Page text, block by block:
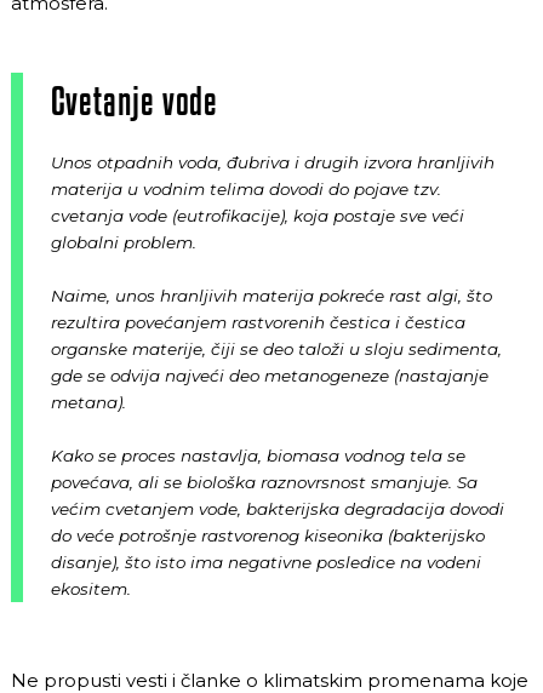
Cvetanje vode
Unos otpadnih voda, đubriva i drugih izvora hranljivih
materija u vodnim telima dovodi do pojave tzv.
cvetanja vode (eutrofikacije), koja postaje sve veći
globalni problem.
Naime, unos hranljivih materija pokreće rast algi, što
rezultira povećanjem rastvorenih čestica i čestica
organske materije, čiji se deo taloži u sloju sedimenta,
gde se odvija najveći deo metanogeneze (nastajanje
metana).
Kako se proces nastavlja, biomasa vodnog tela se
povećava, ali se biološka raznovrsnost smanjuje. Sa
većim cvetanjem vode, bakterijska degradacija dovodi
do veće potrošnje rastvorenog kiseonika (bakterijsko
disanje), što isto ima negativne posledice na vodeni
ekositem.
Ne propusti vesti i članke o klimatskim promenama koje